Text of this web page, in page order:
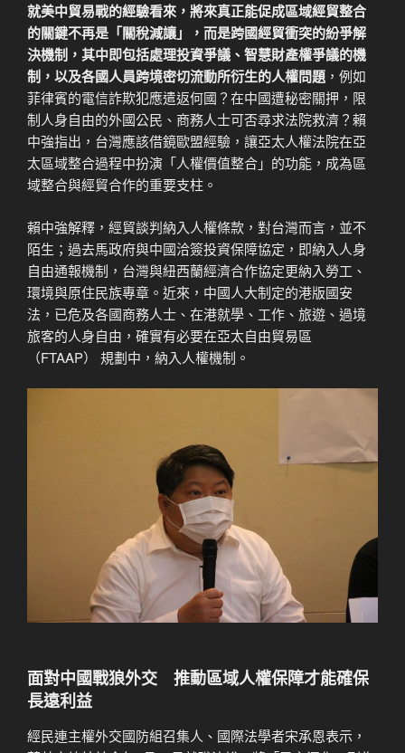
就美中貿易戰的經驗看來，將來真正能促成區域經貿整合
的關鍵不再是「關稅減讓」，而是跨國經貿衝突的紛爭解
決機制，其中即包括處理投資爭議、智慧財產權爭議的機
制，以及各國人員跨境密切流動所衍生的人權問題 ，例如
菲律賓的電信詐欺犯應遣返何國？在中國遭秘密關押，限
制人身自由的外國公民、商務人士可否尋求法院救濟？賴
中強指出，台灣應該借鏡歐盟經驗，讓亞太人權法院在亞
太區域整合過程中扮演「人權價值整合」的功能，成為區
域整合與經貿合作的重要支柱。
賴中強解釋，經貿談判納入人權條款，對台灣而言，並不
陌生；過去馬政府與中國洽簽投資保障協定，即納入人身
自由通報機制，台灣與紐西蘭經濟合作協定更納入勞工、
環境與原住民族專章。近來，中國人大制定的港版國安
法，已危及各國商務人士、在港就學、工作、旅遊、過境
旅客的人身自由，確實有必要在亞太自由貿易區
（FTAAP） 規劃中，納入人權機制。
面對中國戰狼外交 推動區域人權保障才能確保
長遠利益
經民連主權外交國防組召集人、國際法學者宋承恩表示，